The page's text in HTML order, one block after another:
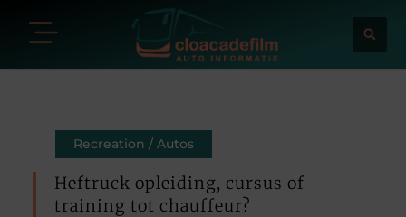
Recreation / Autos
Heftruck opleiding, cursus of
training tot chauffeur?